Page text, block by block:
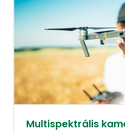
Multispektrális